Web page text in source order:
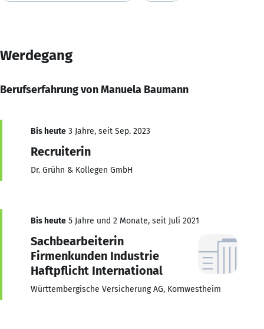
Werdegang
Berufserfahrung von Manuela Baumann
Bis heute 3 Jahre, seit Sep. 2023
Recruiterin
Dr. Grühn & Kollegen GmbH
Bis heute 5 Jahre und 2 Monate, seit Juli 2021
Sachbearbeiterin
Firmenkunden Industrie
Haftpflicht International
Württembergische Versicherung AG, Kornwestheim